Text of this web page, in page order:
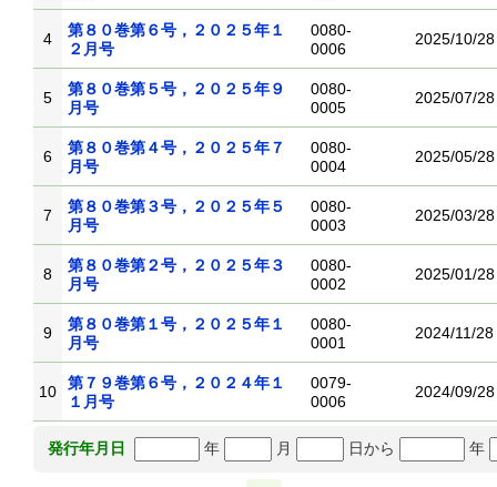
4
第８０巻第６号，２０２５年１
２月号
0080-
0006
2025/10/28
5
第８０巻第５号，２０２５年９
月号
0080-
0005
2025/07/28
6
第８０巻第４号，２０２５年７
月号
0080-
0004
2025/05/28
7
第８０巻第３号，２０２５年５
月号
0080-
0003
2025/03/28
8
第８０巻第２号，２０２５年３
月号
0080-
0002
2025/01/28
9
第８０巻第１号，２０２５年１
月号
0080-
0001
2024/11/28
10
第７９巻第６号，２０２４年１
１月号
0079-
0006
2024/09/28
発行年月日 年 月 日から 年